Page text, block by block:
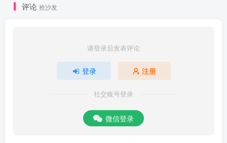
评论 抢沙发
请登录后发表评论
登录 注册
社交账号登录
微信登录